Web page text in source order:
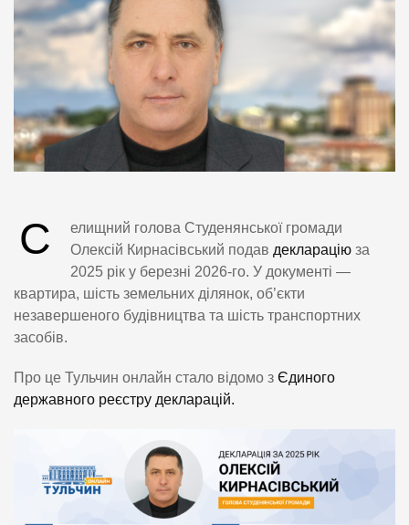
С
елищний голова Студенянської громади
Олексій Кирнасівський подав декларацію за
2025 рік у березні 2026-го. У документі —
квартира, шість земельних ділянок, об’єкти
незавершеного будівництва та шість транспортних
засобів.
Про це Тульчин онлайн стало відомо з Єдиного
державного реєстру декларацій.